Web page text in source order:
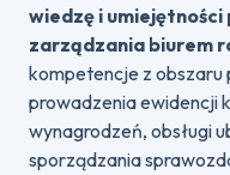
wiedzę i
zarządzania biurem
kompetencje z obszaru
prowadzenia ewidencji
wynagrodzeń, obsługi
sporządzania